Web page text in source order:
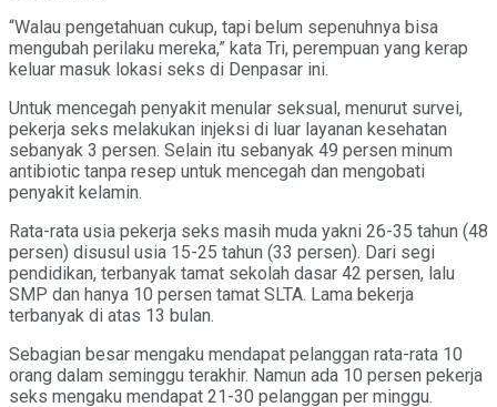
“Walau pengetahuan cukup, tapi belum sepenuhnya bisa
mengubah perilaku mereka,” kata Tri, perempuan yang kerap
keluar masuk lokasi seks di Denpasar ini.
Untuk mencegah penyakit menular seksual, menurut survei,
pekerja seks melakukan injeksi di luar layanan kesehatan
sebanyak 3 persen. Selain itu sebanyak 49 persen minum
antibiotic tanpa resep untuk mencegah dan mengobati
penyakit kelamin.
Rata-rata usia pekerja seks masih muda yakni 26-35 tahun (48
persen) disusul usia 15-25 tahun (33 persen). Dari segi
pendidikan, terbanyak tamat sekolah dasar 42 persen, lalu
SMP dan hanya 10 persen tamat SLTA. Lama bekerja
terbanyak di atas 13 bulan.
Sebagian besar mengaku mendapat pelanggan rata-rata 10
orang dalam seminggu terakhir. Namun ada 10 persen pekerja
seks mengaku mendapat 21-30 pelanggan per minggu.